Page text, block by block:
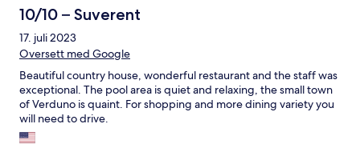
10/10 – Suverent
17. juli 2023
Oversett med Google
Beautiful country house, wonderful restaurant and the staff was
exceptional. The pool area is quiet and relaxing, the small town
of Verduno is quaint. For shopping and more dining variety you
will need to drive.